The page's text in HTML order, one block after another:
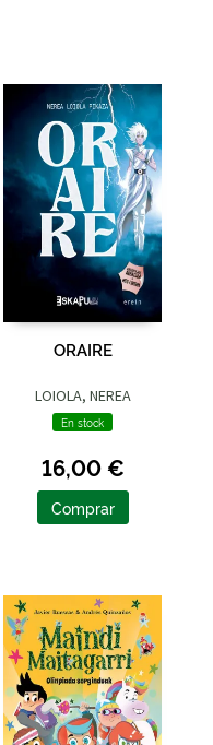
ORAIRE
LOIOLA, NEREA
En stock
16,00 €
Comprar